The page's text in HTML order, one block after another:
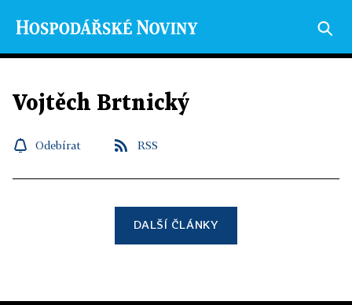
Vojtěch Brtnický
Odebírat RSS
DALŠÍ ČLÁNKY